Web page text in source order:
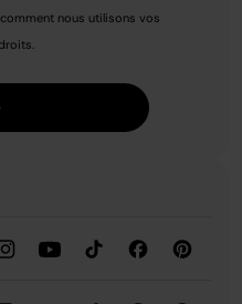
nous utilisons vos